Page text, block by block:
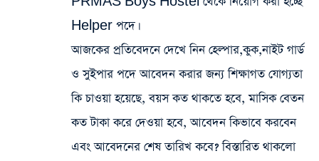
Helper পদে।
আজকের প্রতিবেদনে দেখে নিন হেল্পার,কুক,নাইট গার্ড
ও সুইপার পদে আবেদন করার জন্য শিক্ষাগত যোগ্যতা
কি চাওয়া হয়েছে, বয়স কত থাকতে হবে, মাসিক বেতন
কত টাকা করে দেওয়া হবে, আবেদন কিভাবে করবেন
এবং আবেদনের শেষ তারিখ কবে? বিস্তারিত থাকলো